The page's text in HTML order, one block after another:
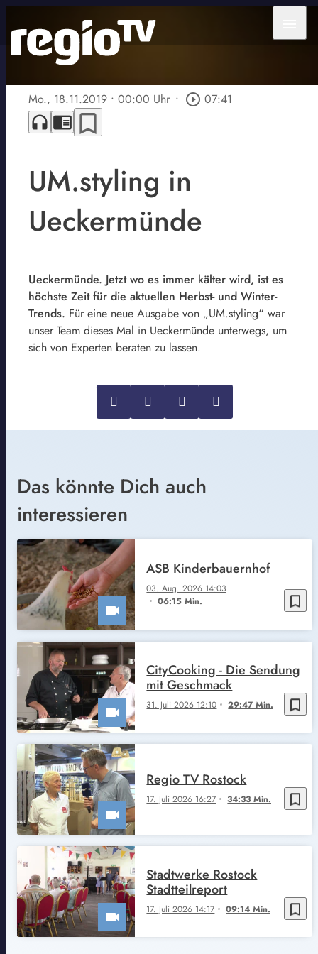
Mo., 18.11.2019 • 00:00 Uhr • play_circle_outline 07:41
headphones chrome_reader_mode bookmark_border
UM.styling in
Ueckermünde
Ueckermünde. Jetzt wo es immer kälter wird, ist es
höchste Zeit für die aktuellen Herbst- und Winter-
Trends. Für eine neue Ausgabe von „UM.styling“ war
unser Team dieses Mal in Ueckermünde unterwegs, um
sich von Experten beraten zu lassen.
Das könnte Dich auch
interessieren
bookmark_border
03. Aug. 2026 14:03
06:15 Min.
ASB Kinderbauernhof
bookmark_border
31. Juli 2026 12:10 29:47 Min.
CityCooking - Die Sendung
mit Geschmack
bookmark_border
17. Juli 2026 16:27 34:33 Min.
Regio TV Rostock
bookmark_border
17. Juli 2026 14:17 09:14 Min.
Stadtwerke Rostock
Stadtteilreport